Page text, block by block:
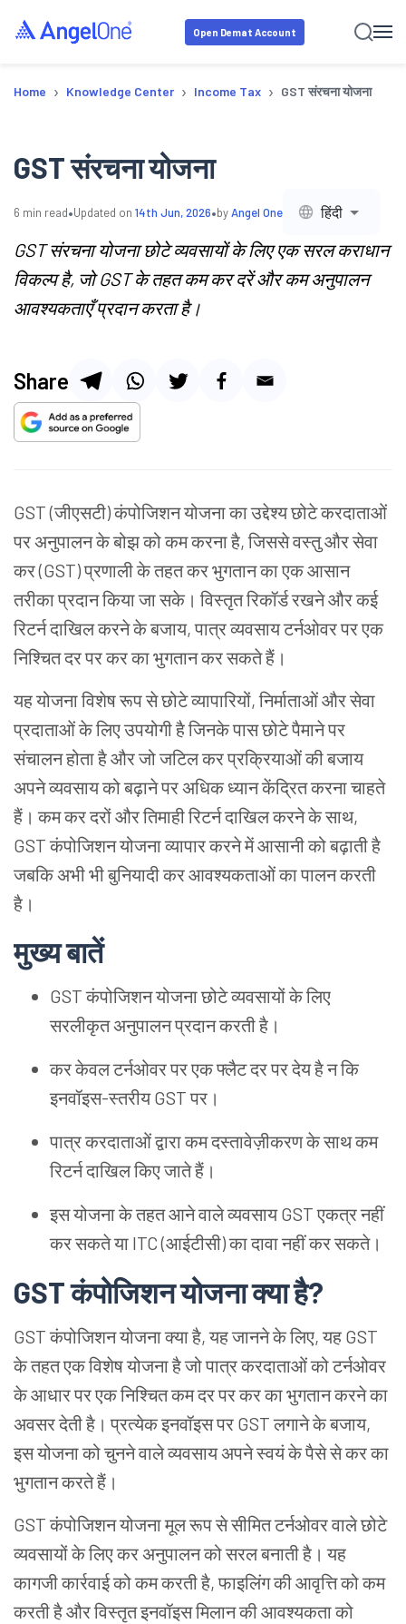
Open Demat Account
Home › Knowledge Center › Income Tax › GST संरचना योजना
GST संरचना योजना
6 min read•Updated on 14th Jun, 2026•byAngel One हिंदी
GST संरचना योजना छोटे व्यवसायों के लिए एक सरल कराधान
विकल्प है, जो GST के तहत कम कर दरें और कम अनुपालन
आवश्यकताएँ प्रदान करता है।
Share
GST (जीएसटी) कंपोजिशन योजना का उद्देश्य छोटे करदाताओं
पर अनुपालन के बोझ को कम करना है, जिससे वस्तु और सेवा
कर (GST) प्रणाली के तहत कर भुगतान का एक आसान
तरीका प्रदान किया जा सके। विस्तृत रिकॉर्ड रखने और कई
रिटर्न दाखिल करने के बजाय, पात्र व्यवसाय टर्नओवर पर एक
निश्चित दर पर कर का भुगतान कर सकते हैं।
यह योजना विशेष रूप से छोटे व्यापारियों, निर्माताओं और सेवा
प्रदाताओं के लिए उपयोगी है जिनके पास छोटे पैमाने पर
संचालन होता है और जो जटिल कर प्रक्रियाओं की बजाय
अपने व्यवसाय को बढ़ाने पर अधिक ध्यान केंद्रित करना चाहते
हैं। कम कर दरों और तिमाही रिटर्न दाखिल करने के साथ,
GST कंपोजिशन योजना व्यापार करने में आसानी को बढ़ाती है
जबकि अभी भी बुनियादी कर आवश्यकताओं का पालन करती
है।
मुख्य बातें
GST कंपोजिशन योजना छोटे व्यवसायों के लिए
सरलीकृत अनुपालन प्रदान करती है।
कर केवल टर्नओवर पर एक फ्लैट दर पर देय है न कि
इनवॉइस-स्तरीय GST पर।
पात्र करदाताओं द्वारा कम दस्तावेज़ीकरण के साथ कम
रिटर्न दाखिल किए जाते हैं।
इस योजना के तहत आने वाले व्यवसाय GST एकत्र नहीं
कर सकते या ITC (आईटीसी) का दावा नहीं कर सकते।
GST कंपोजिशन योजना क्या है?
GST कंपोजिशन योजना क्या है, यह जानने के लिए, यह GST
के तहत एक विशेष योजना है जो पात्र करदाताओं को टर्नओवर
के आधार पर एक निश्चित कम दर पर कर का भुगतान करने का
अवसर देती है। प्रत्येक इनवॉइस पर GST लगाने के बजाय,
इस योजना को चुनने वाले व्यवसाय अपने स्वयं के पैसे से कर का
भुगतान करते हैं।
GST कंपोजिशन योजना मूल रूप से सीमित टर्नओवर वाले छोटे
व्यवसायों के लिए कर अनुपालन को सरल बनाती है। यह
कागजी कार्रवाई को कम करती है, फाइलिंग की आवृत्ति को कम
करती है और विस्तृत इनवॉइस मिलान की आवश्यकता को